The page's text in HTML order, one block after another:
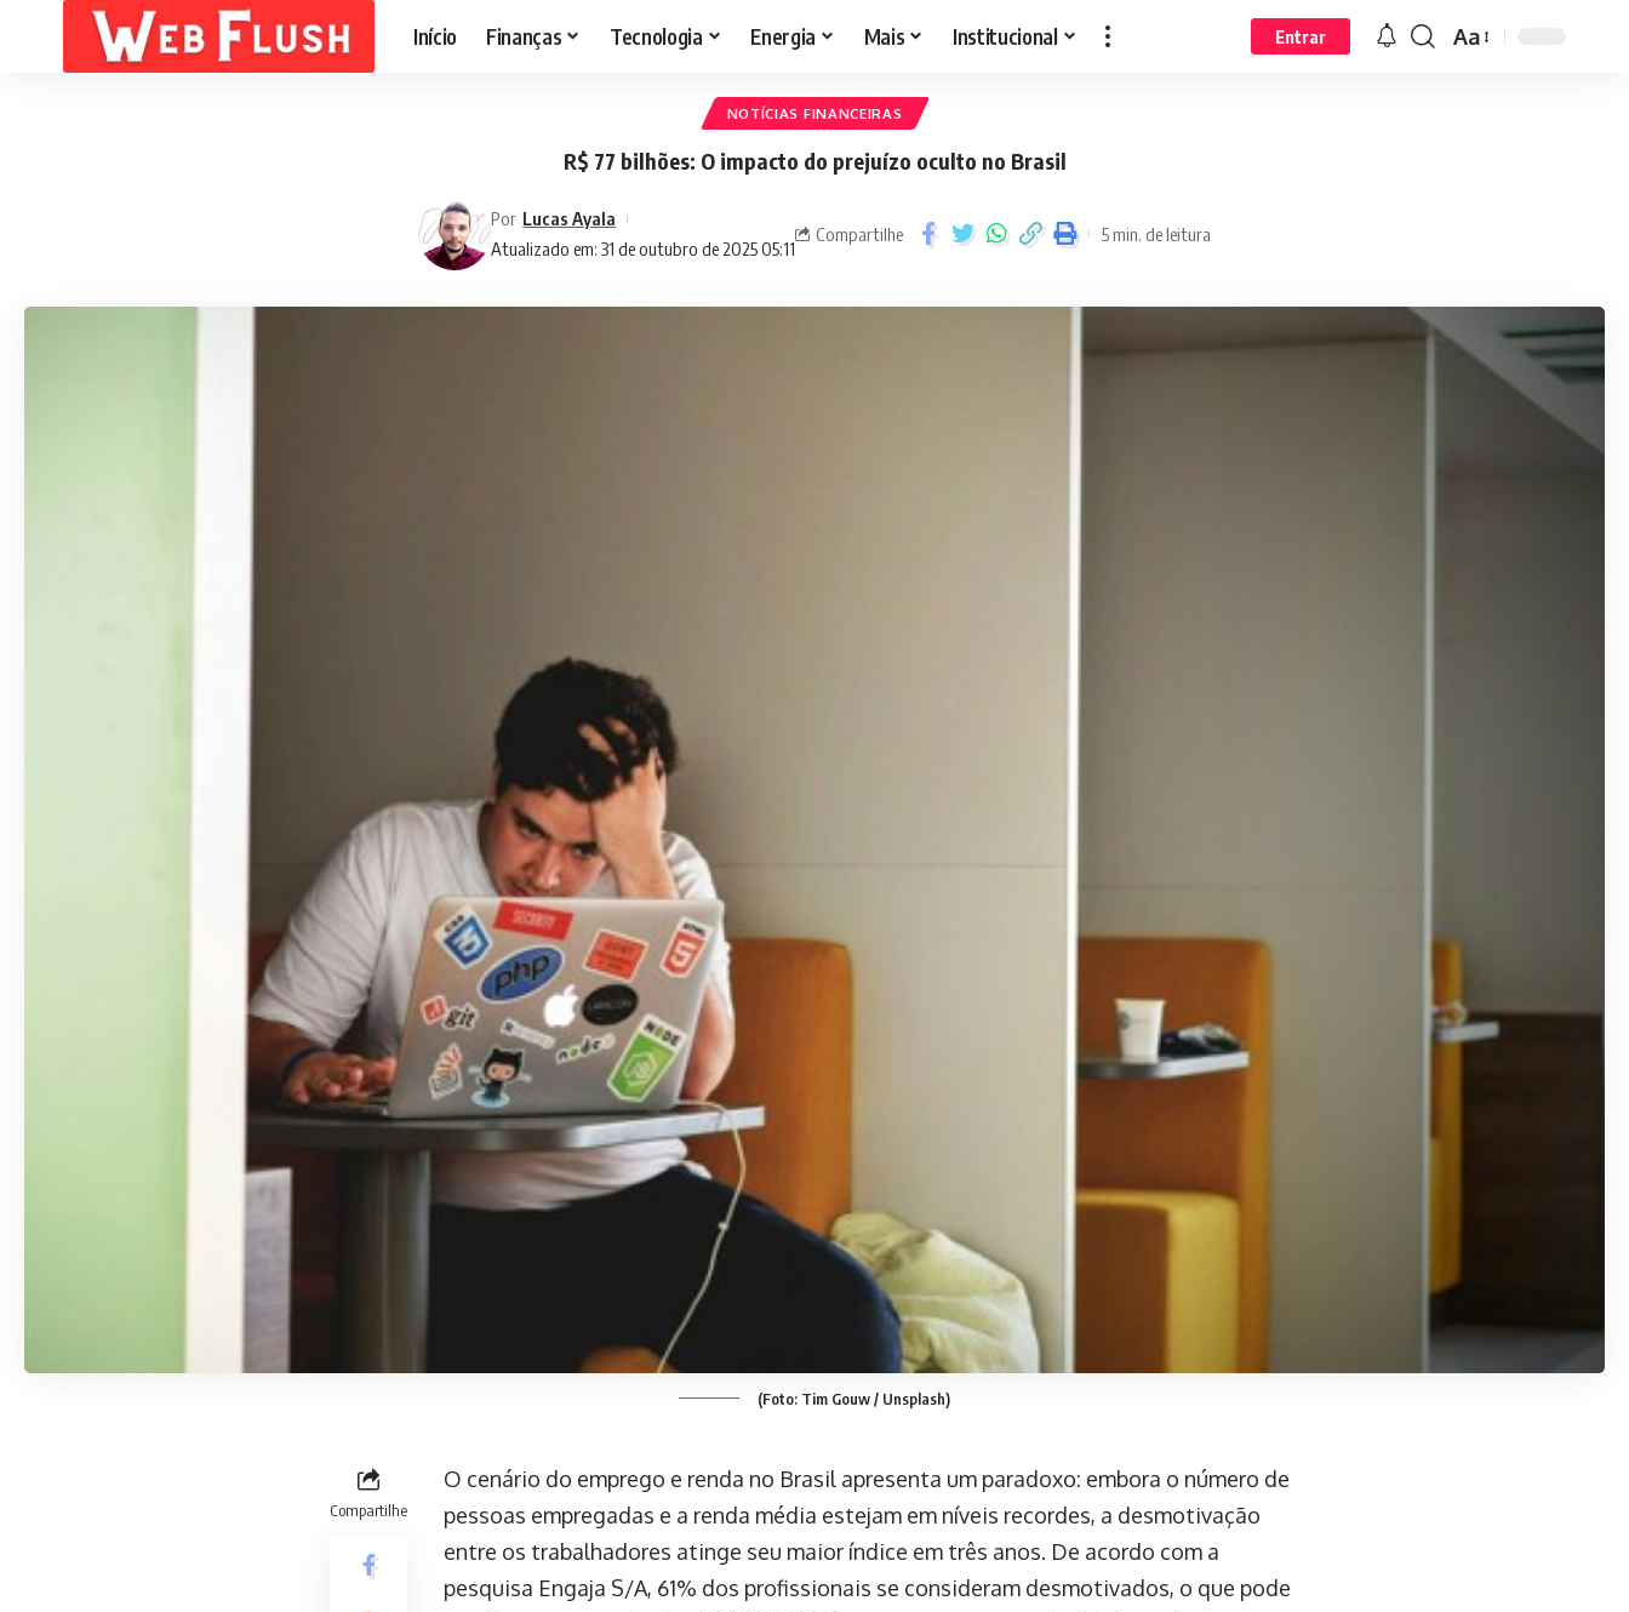
Início Finanças Tecnologia Energia Mais Institucional Entrar Aa
NOTÍCIAS FINANCEIRAS
R$ 77 bilhões: O impacto do prejuízo oculto no Brasil
Atualizado em: 31 de outubro de 2025 05:11
Por Lucas Ayala
Compartilhe 5 min. de leitura
(Foto: Tim Gouw / Unsplash)
Compartilhe
O cenário do emprego e renda no Brasil apresenta um paradoxo: embora o número de
pessoas empregadas e a renda média estejam em níveis recordes, a desmotivação
entre os trabalhadores atinge seu maior índice em três anos. De acordo com a
pesquisa Engaja S/A, 61% dos profissionais se consideram desmotivados, o que pode